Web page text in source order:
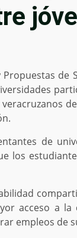
de
de
los
acceso a la
empleos de